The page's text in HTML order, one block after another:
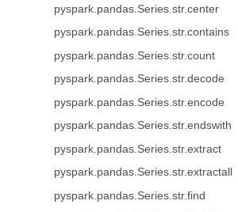
pyspark.pandas.Series.str.center
pyspark.pandas.Series.str.contains
pyspark.pandas.Series.str.count
pyspark.pandas.Series.str.decode
pyspark.pandas.Series.str.encode
pyspark.pandas.Series.str.endswith
pyspark.pandas.Series.str.extract
pyspark.pandas.Series.str.extractall
pyspark.pandas.Series.str.find